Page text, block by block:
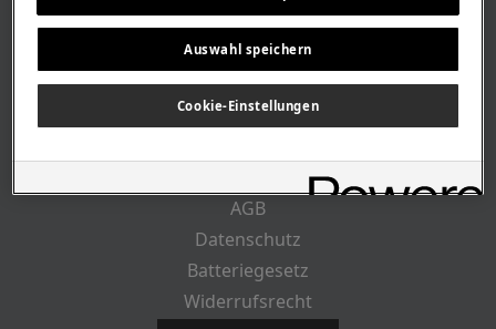
Geschichte
CUSTOMER INFO
AGB
Datenschutz
Batteriegesetz
Widerrufsrecht
Auswahl speichern
Cookie-Einstellungen